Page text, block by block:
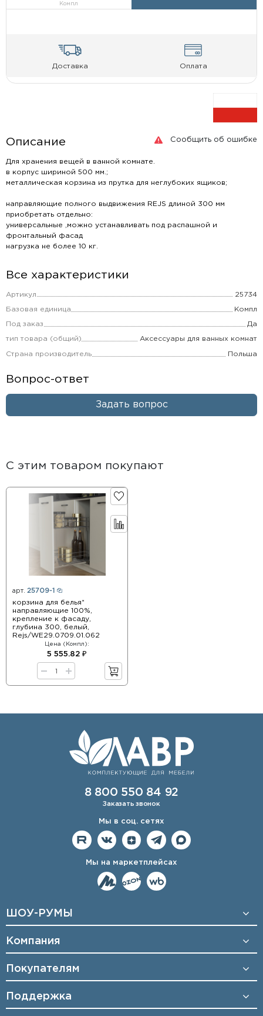
Компл
Доставка Оплата
Сообщить об ошибке
Описание
Для хранения вещей в ванной комнате.
в корпус шириной 500 мм.;
металлическая корзина из прутка для неглубоких ящиков;
направляющие полного выдвижения REJS длиной 300 мм
приобретать отдельно:
универсальные ,можно устанавливать под распашной и
фронтальный фасад
нагрузка не более 10 кг.
Все характеристики
Артикул 25734
Базовая единица Компл
Под заказ Да
тип товара (общий) Аксессуары для ванных комнат
Страна производитель Польша
Вопрос-ответ
Задать вопрос
С этим товаром покупают
арт. 25709-1
корзина для белья*
направляющие 100%,
крепление к фасаду,
глубина 300, белый,
Rejs/WE29.0709.01.062
Цена (Компл):
5 555.82 ₽
8 800 550 84 92
Заказать звонок
Мы в соц. сетях
Мы на маркетплейсах
ШОУ-РУМЫ
Компания
Покупателям
Поддержка